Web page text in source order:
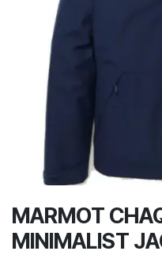
MARMOT
MINIMALIST